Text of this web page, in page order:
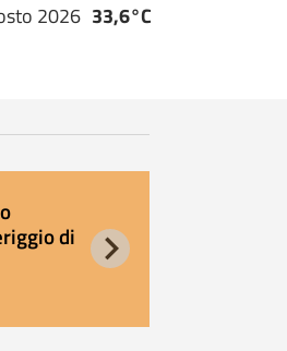
2026 33,6°C
di